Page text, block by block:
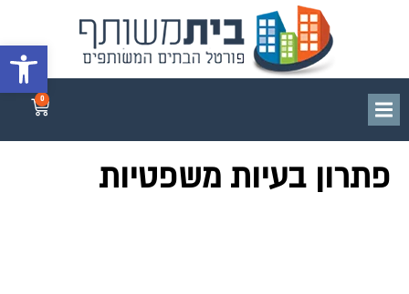
פתח
0
פתרון בעיות משפטיות